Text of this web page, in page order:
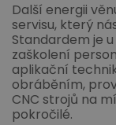
Další energii
servisu, který
Standardem je
zaškolení
aplikační
obráběním,
CNC strojů na
pokročilé.